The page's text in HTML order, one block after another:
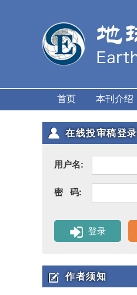
首页 本刊介绍
在线投审稿登录
用户名:
密 码:
登录
作者须知